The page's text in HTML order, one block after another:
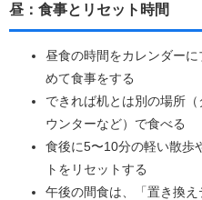
昼：食事とリセット時間
昼食の時間をカレンダー
めて食事をする
できれば机とは別の場所
ウンターなど）で食べる
食後に5〜10分の軽い散歩
トをリセットする
午後の間食は、「置き換